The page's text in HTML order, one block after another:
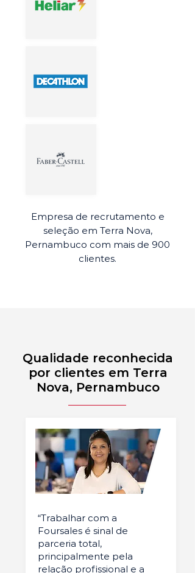
Empresa de recrutamento e
seleção em Terra Nova,
Pernambuco com mais de 900
clientes.
Qualidade reconhecida
por clientes em Terra
Nova, Pernambuco
“Trabalhar com a
Foursales é sinal de
parceria total,
principalmente pela
relação profissional e a